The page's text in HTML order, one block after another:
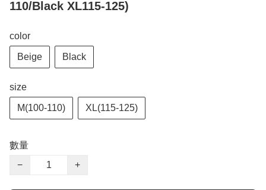
110/Black XL115-125)
color
Beige Black
size
M(100-110) XL(115-125)
數量
−
+